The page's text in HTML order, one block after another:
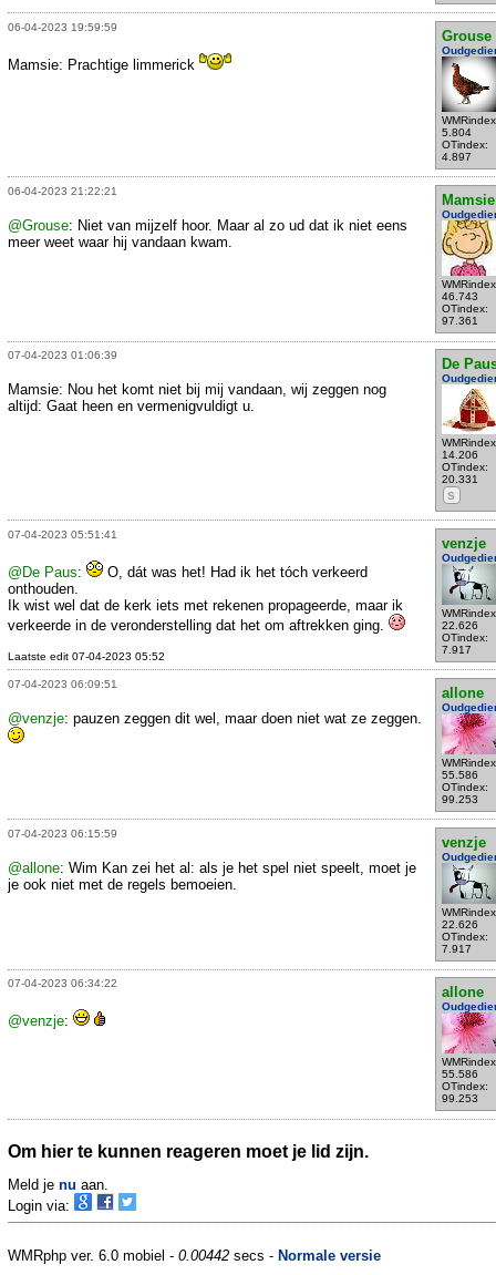
06-04-2023 19:59:59
Grouse
5.804
OTindex:
4.897
Mamsie: Prachtige limmerick
06-04-2023 21:22:21
Mamsie
46.743
OTindex:
97.361
@Grouse: Niet van mijzelf hoor. Maar al zo ud dat ik niet eens
meer weet waar hij vandaan kwam.
07-04-2023 01:06:39
De
14.206
OTindex:
20.331
S
Mamsie: Nou het komt niet bij mij vandaan, wij zeggen nog
altijd: Gaat heen en vermenigvuldigt u.
07-04-2023 05:51:41
venzje
22.626
OTindex:
7.917
@De Paus:
O, dát was het! Had ik het tóch verkeerd
onthouden.
Ik wist wel dat de kerk iets met rekenen propageerde, maar ik
verkeerde in de veronderstelling dat het om aftrekken ging.
Laatste edit 07-04-2023 05:52
07-04-2023 06:09:51
allone
55.586
OTindex:
99.253
@venzje: pauzen zeggen dit wel, maar doen niet wat ze zeggen.
07-04-2023 06:15:59
venzje
22.626
OTindex:
7.917
@allone: Wim Kan zei het al: als je het spel niet speelt, moet je
je ook niet met de regels bemoeien.
07-04-2023 06:34:22
allone
55.586
OTindex:
99.253
@venzje:
Om hier te kunnen reageren moet je lid zijn.
Meld je nu aan.
Login via:
WMRphp ver. 6.0 mobiel - 0.00442 secs - Normale versie